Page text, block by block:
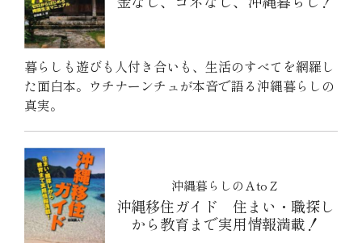
暮らしも遊びも人付き合いも、生活のすべてを網羅し
た面白本。ウチナーンチュが本音で語る沖縄暮らしの
真実。
沖縄暮らしのＡtoＺ
沖縄移住ガイド 住まい・職探し
から教育まで実用情報満載！